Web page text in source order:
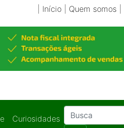
Início| Quem somos
Curiosidades